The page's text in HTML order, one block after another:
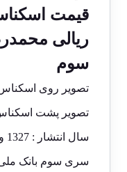
ریالی
سوم
تصویر روی
تصویر پشت
سال انتشار : 1327 و 1330
سری سوم بانک ملی